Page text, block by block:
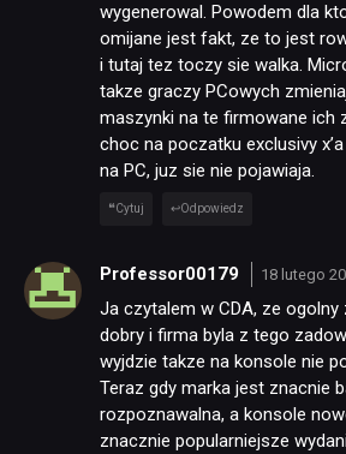
wygenerowal. Powodem dla
omijane jest fakt, ze to jest
i tutaj tez toczy sie walka.
takze graczy PCowych
maszynki na te firmowane ich
choc na poczatku exclusivy
na PC, juz sie nie pojawiaja.
Cytuj Odpowiedz
Professor00179 18 lutego
Ja czytalem w CDA, ze ogolny
dobry i firma byla z tego
wyjdzie takze na konsole nie
Teraz gdy marka jest znacnie
rozpoznawalna, a konsole
znacznie popularniejsze